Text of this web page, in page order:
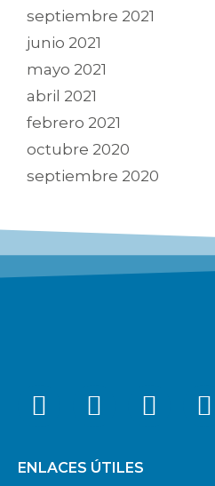
septiembre 2021
junio 2021
mayo 2021
abril 2021
febrero 2021
octubre 2020
septiembre 2020
ENLACES ÚTILES